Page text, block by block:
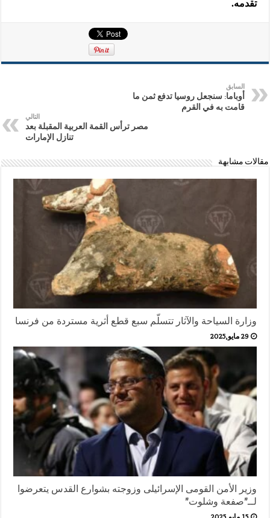
تقدمه.
السابق
أوباما: سنجعل روسيا تدفع ثمن ما
قامت به في القرم
التالي
مصر ترأس القمة العربية المقبلة بعد
تنازل الإمارات
مقالات مشابهة
وزارة السياحة والآثار تتسلّم سبع قطع أثرية مستردة من فرنسا
29 مايو,2025
وزير الأمن القومى الإسرائيلى وزوجته بشوارع القدس يتعرضوا
لــ”صفعة وشلوت”